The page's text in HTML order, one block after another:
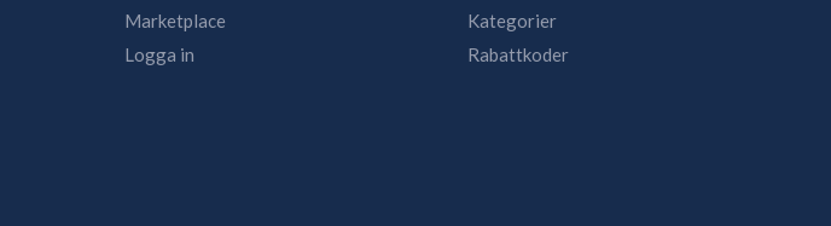
Marketplace
Logga in
Kategorier
Rabattkoder